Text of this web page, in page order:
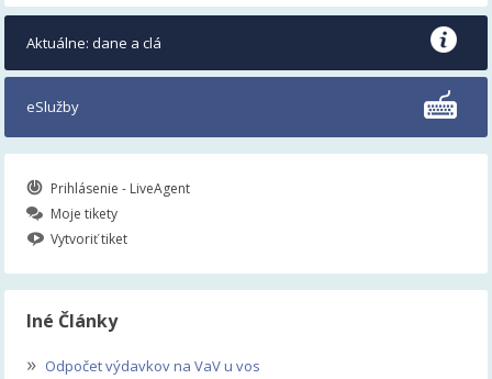
Aktuálne: dane a clá
eSlužby
Prihlásenie - LiveAgent
Moje tikety
Vytvoriť tiket
Iné Články
» Odpočet výdavkov na VaV u vos